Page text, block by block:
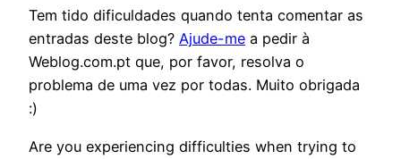
Tem tido dificuldades quando tenta comentar as
entradas deste blog? Ajude-me a pedir à
Weblog.com.pt que, por favor, resolva o
problema de uma vez por todas. Muito obrigada
:)
Are you experiencing difficulties when trying to